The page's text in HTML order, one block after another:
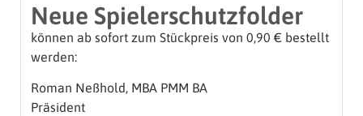
Neue Spielerschutzfolder
können ab sofort zum Stückpreis von 0,90 € bestellt
werden:
Roman Neßhold, MBA PMM BA
Präsident